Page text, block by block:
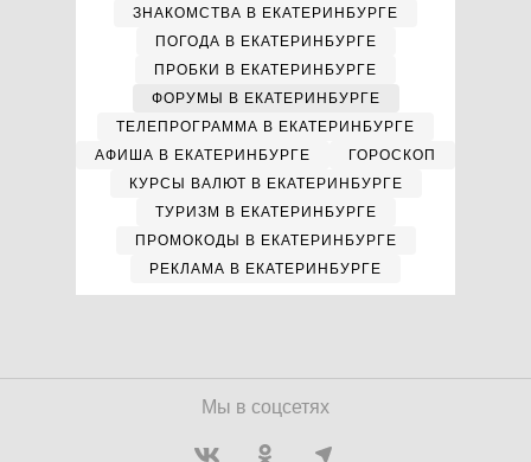
ЗНАКОМСТВА В ЕКАТЕРИНБУРГЕ
ПОГОДА В ЕКАТЕРИНБУРГЕ
ПРОБКИ В ЕКАТЕРИНБУРГЕ
ФОРУМЫ В ЕКАТЕРИНБУРГЕ
ТЕЛЕПРОГРАММА В ЕКАТЕРИНБУРГЕ
АФИША В ЕКАТЕРИНБУРГЕ
ГОРОСКОП
КУРСЫ ВАЛЮТ В ЕКАТЕРИНБУРГЕ
ТУРИЗМ В ЕКАТЕРИНБУРГЕ
ПРОМОКОДЫ В ЕКАТЕРИНБУРГЕ
РЕКЛАМА В ЕКАТЕРИНБУРГЕ
Мы в соцсетях